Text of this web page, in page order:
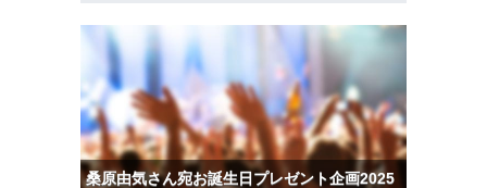
桑原由気さん宛お誕生日プレゼント企画2025